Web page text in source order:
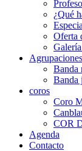
¿Qué
Oferta
Banda
Banda
coros
Coro
COR
Agenda
Contacto